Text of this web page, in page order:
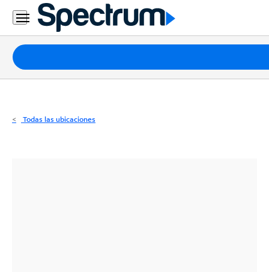
Residencial
Business
Paquetes
Internet
Todas las ubicaciones